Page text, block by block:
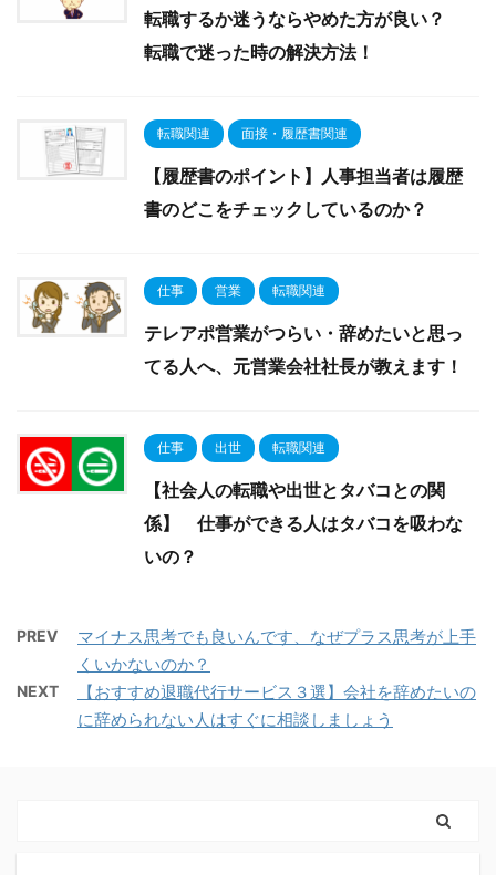
転職するか迷うならやめた方が良い？
転職で迷った時の解決方法！
転職関連 面接・履歴書関連
【履歴書のポイント】人事担当者は履歴
書のどこをチェックしているのか？
仕事 営業 転職関連
テレアポ営業がつらい・辞めたいと思っ
てる人へ、元営業会社社長が教えます！
仕事 出世 転職関連
【社会人の転職や出世とタバコとの関
係】 仕事ができる人はタバコを吸わな
いの？
PREV
マイナス思考でも良いんです、なぜプラス思考が上手
くいかないのか？
NEXT
【おすすめ退職代行サービス３選】会社を辞めたいの
に辞められない人はすぐに相談しましょう